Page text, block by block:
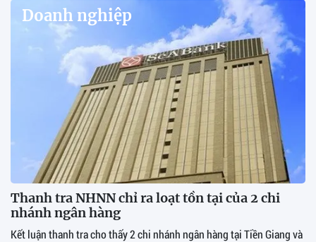
Doanh nghiệp
Thanh tra NHNN chỉ ra loạt tồn tại của 2 chi
nhánh ngân hàng
Kết luận thanh tra cho thấy 2 chi nhánh ngân hàng tại Tiền Giang và